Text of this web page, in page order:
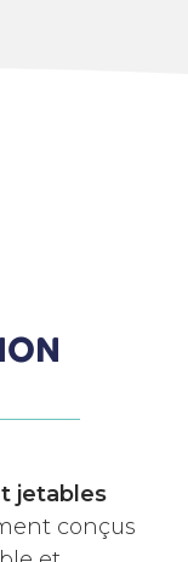
jetables
conçus